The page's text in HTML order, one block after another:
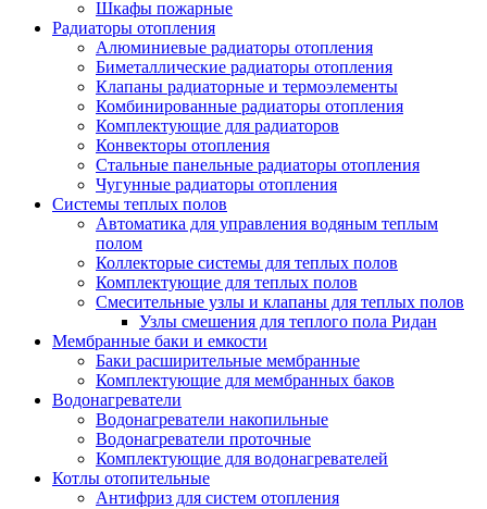
Шкафы пожарные
Радиаторы отопления
Алюминиевые радиаторы отопления
Биметаллические радиаторы отопления
Клапаны радиаторные и термоэлементы
Комбинированные радиаторы отопления
Комплектующие для радиаторов
Конвекторы отопления
Стальные панельные радиаторы отопления
Чугунные радиаторы отопления
Системы теплых полов
Автоматика для управления водяным теплым
полом
Коллекторые системы для теплых полов
Комплектующие для теплых полов
Смесительные узлы и клапаны для теплых полов
Узлы смешения для теплого пола Ридан
Мембранные баки и емкости
Баки расширительные мембранные
Комплектующие для мембранных баков
Водонагреватели
Водонагреватели накопильные
Водонагреватели проточные
Комплектующие для водонагревателей
Котлы отопительные
Антифриз для систем отопления